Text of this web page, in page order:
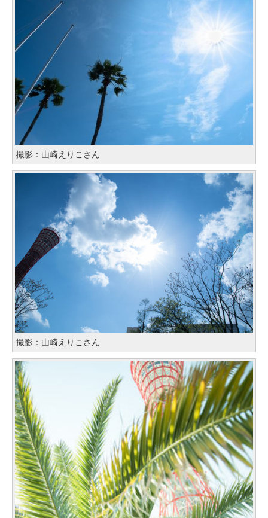
撮影：山崎えりこさん
撮影：山崎えりこさん